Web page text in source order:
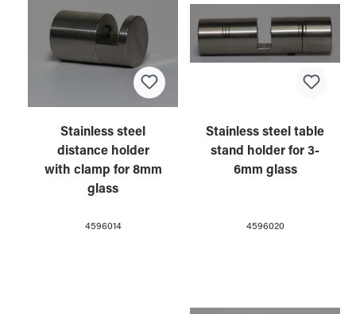
Stainless steel
distance holder
with clamp for 8mm
glass
4596014
Stainless steel table
stand holder for 3-
6mm glass
4596020